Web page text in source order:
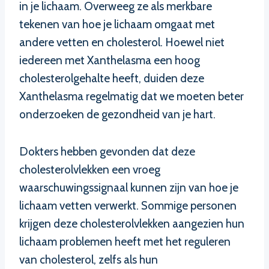
in je lichaam. Overweeg ze als merkbare
tekenen van hoe je lichaam omgaat met
andere vetten en cholesterol. Hoewel niet
iedereen met Xanthelasma een hoog
cholesterolgehalte heeft, duiden deze
Xanthelasma regelmatig dat we moeten beter
onderzoeken de gezondheid van je hart.
Dokters hebben gevonden dat deze
cholesterolvlekken een vroeg
waarschuwingssignaal kunnen zijn van hoe je
lichaam vetten verwerkt. Sommige personen
krijgen deze cholesterolvlekken aangezien hun
lichaam problemen heeft met het reguleren
van cholesterol, zelfs als hun